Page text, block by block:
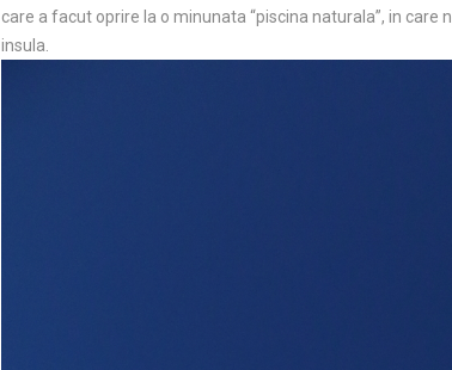
care a facut oprire la o minunata “piscina naturala”, in
insula.